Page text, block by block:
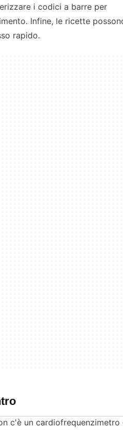
i codici a barre per
Infine, le ricette
rapido.
c'è un cardiofrequenzimetro